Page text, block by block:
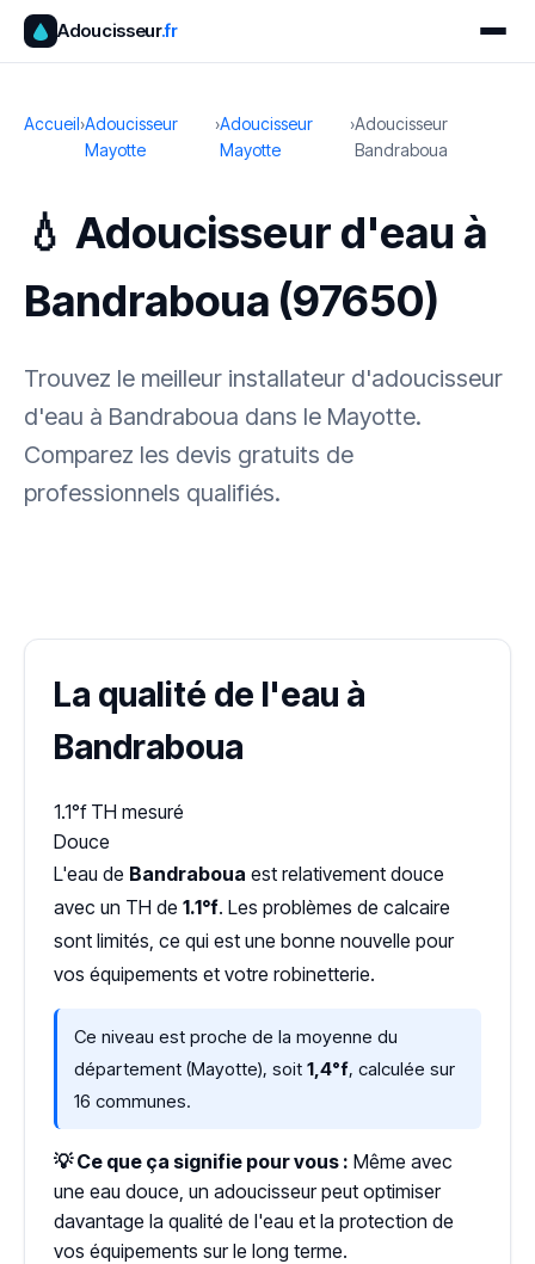
Adoucisseur.fr
Accueil›Adoucisseur
Mayotte
›Adoucisseur
Mayotte
›Adoucisseur
Bandraboua
💧 Adoucisseur d'eau à
Bandraboua (97650)
Trouvez le meilleur installateur d'adoucisseur
d'eau à Bandraboua dans le Mayotte.
Comparez les devis gratuits de
professionnels qualifiés.
La qualité de l'eau à
Bandraboua
1.1°f TH mesuré
Douce
L'eau de Bandraboua est relativement douce
avec un TH de 1.1°f. Les problèmes de calcaire
sont limités, ce qui est une bonne nouvelle pour
vos équipements et votre robinetterie.
Ce niveau est proche de la moyenne du
département (Mayotte), soit 1,4°f, calculée sur
16 communes.
💡 Ce que ça signifie pour vous : Même avec
une eau douce, un adoucisseur peut optimiser
davantage la qualité de l'eau et la protection de
vos équipements sur le long terme.